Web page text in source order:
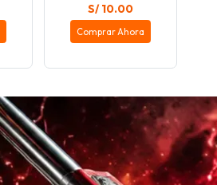
S/ 10.00
Comprar Ahora